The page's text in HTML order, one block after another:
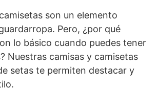
son un elemento
Pero, ¿por qué
lo básico cuando puedes tener
Nuestras camisas y camisetas
setas te permiten destacar y